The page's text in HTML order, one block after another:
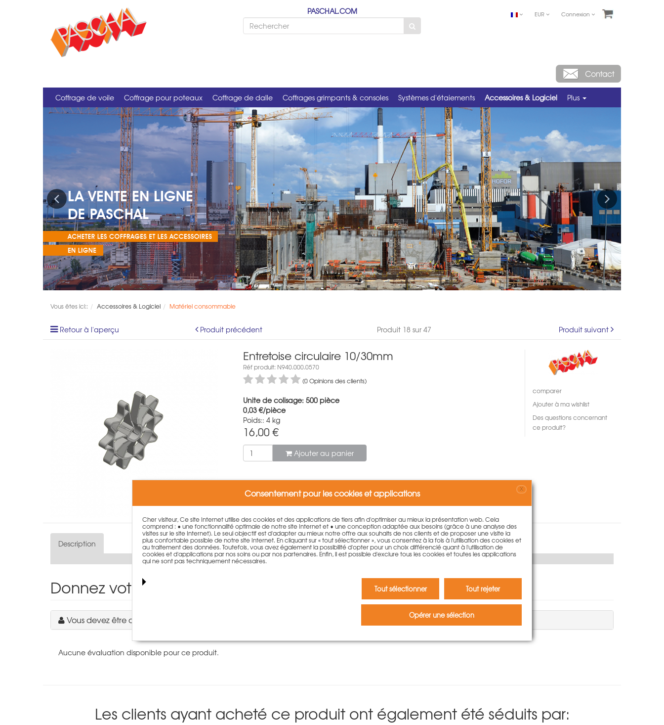
EUR Connexion
PASCHAL.COM
Coffrage de voile Coffrage pour poteaux Coffrage de dalle Coffrages grimpants & consoles Systèmes d'étaiements Accessoires & Logiciel Plus
Previous Next
Vous êtes ici:: Accessoires & Logiciel Matériel consommable
Retour à l'aperçu Produit précédent Produit 18 sur 47 Produit suivant
Entretoise circulaire 10/30mm
Réf produit: N940.000.0570
(0 Opinions des clients)
Unite de colisage: 500 pièce
0,03 €/pièce
Poids:: 4 kg
16,00 €
Ajouter au panier
comparer
Ajouter à ma wishlist
Des questions concernant
ce produit?
Description
Donnez votre avis sur le produit
Vous devez être connecté pour écrire un commentaire.
Aucune évaluation disponible pour ce produit.
Les clients ayant acheté ce produit ont également été séduits par:
Consentement pour les cookies et applications X
Cher visiteur, Ce site Internet utilise des cookies et des applications de tiers afin d'optimiser au mieux la présentation web. Cela
comprend : • une fonctionnalité optimale de notre site Internet et • une conception adaptée aux besoins (grâce à une analyse des
visites sur le site Internet). Le seul objectif est d'adapter au mieux notre offre aux souhaits de nos clients et de proposer une visite la
plus confortable possible de notre site Internet. En cliquant sur « tout sélectionner », vous consentez à la fois à l'utilisation des cookies et
au traitement des données. Toutefois, vous avez également la possibilité d'opter pour un choix différencié quant à l'utilisation de
cookies et d'applications par nos soins ou par nos partenaires. Enfin, il est possible d'exclure tous les cookies et toutes les applications
qui ne sont pas techniquement nécessaires.
Tout sélectionner Tout rejeter
Opérer une sélection